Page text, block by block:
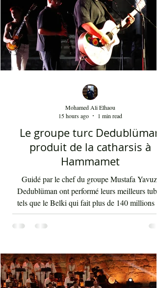
produit de la catharsis à
Hammamet
Guidé par le chef du groupe Mustafa Yavuz,
Dedublüman ont performé leurs meilleurs
vues sur YouTube et bien d'autres morceaux
font la gloire mondiale actuelle de cette bande.
musique de Dedublüman reflète bel et bien
Mohamed Ali Elhaou
15 hours ago
1 min read